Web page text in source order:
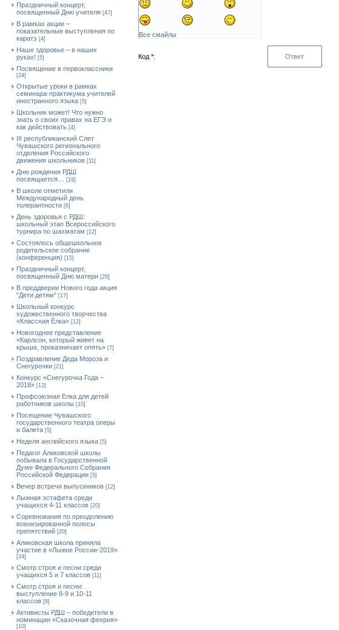
Праздничный концерт,
посвященный Дню учителя [47]
В рамках акции –
показательные выступления по
каратэ [4]
Наше здоровье – в наших
руках! [5]
Посвящение в первоклассники
[24]
Открытые уроки в рамках
семинара-практикума учителей
иностранного языка [5]
Школьник может! Что нужно
знать о своих правах на ЕГЭ и
как действовать [4]
III республиканский Слет
Чувашского регионального
отделения Российского
движения школьников [11]
Дню рождения РДШ
посвящается…
[19]
В школе отметили
Международный день
толерантности [6]
День здоровья с РДШ:
школьный этап Всероссийского
турнира по шахматам [12]
Состоялось общешкольное
родительское собрание
(конференция) [15]
Праздничный концерт,
посвященный Дню матери [29]
В преддверии Нового года акция
"Дети детям" [17]
Школьный конкурс
художественного творчества
«Классная Ёлка» [12]
Новогоднее представление
«Карлсон, который живет на
крыше, проказничает опять» [7]
Поздравление Деда Мороза и
Снегурочки [21]
Конкурс «Снегурочка Года –
2018» [12]
Профсоюзная Елка для детей
работников школы [10]
Посещение Чувашского
государственного театра оперы
и балета [5]
Неделя английского языка [5]
Педагог Аликовской школы
побывала в Государственной
Думе Федерального Собрания
Российской Федерации [5]
Вечер встречи выпускников [12]
Лыжная эстафета среди
учащихся 4-11 классов [20]
Cоревнования по преодолению
военизированной полосы
препятствий [20]
Аликовская школа приняла
участие в «Лыжне России-2019»
[24]
Смотр строя и песни среди
учащихся 5 и 7 классов [11]
Смотр строя и песни:
выступление 8-9 и 10-11
классов [8]
Активисты РДШ – победители в
номинации «Сказочная феерия»
[10]
Все смайлы
Код *: